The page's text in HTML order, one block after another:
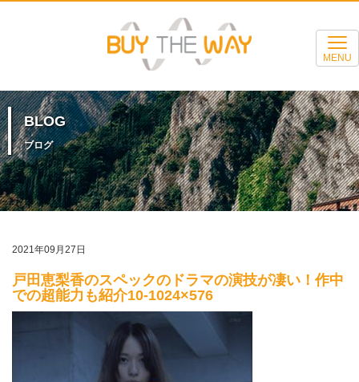
MENU
BLOG
ブログ
2021年09月27日
戸田恵梨香のスペックのドラマの演技が凄い！作中
での超能力も紹介10-1024×576